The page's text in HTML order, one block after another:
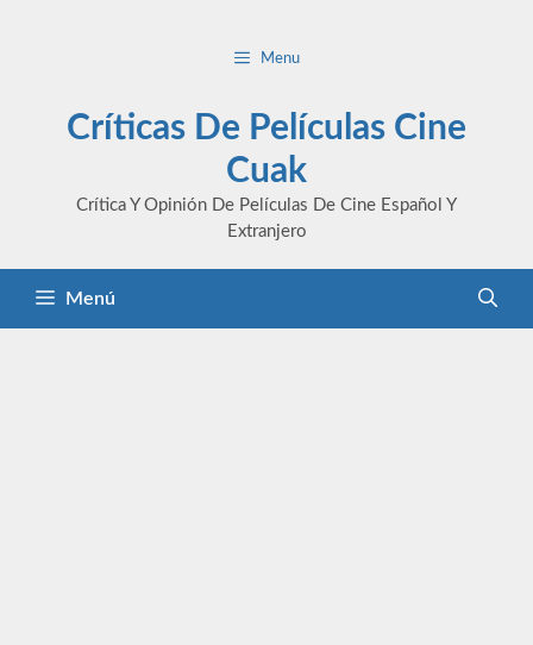
Menu
Críticas De Películas Cine
Cuak
Crítica Y Opinión De Películas De Cine Español Y
Extranjero
Menú